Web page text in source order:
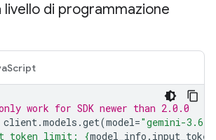
di programmazione
work for SDK newer than 2.0.0
client.models .get(model="gemini-3.6-
token limit: {model_info .